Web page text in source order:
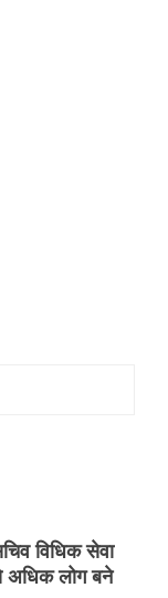
विधिक सेवा
अधिक लोग बने